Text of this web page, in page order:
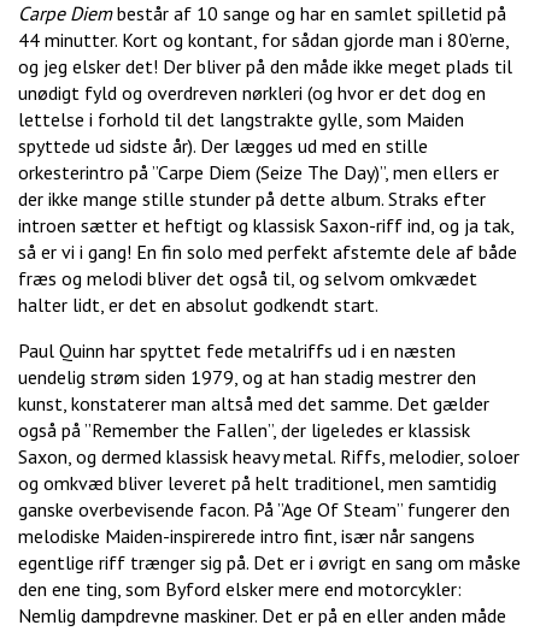
Carpe Diembestår af 10 sange og har en samlet spilletid på
44 minutter. Kort og kontant, for sådan gjorde man i 80’erne,
og jeg elsker det! Der bliver på den måde ikke meget plads til
unødigt fyld og overdreven nørkleri (og hvor er det dog en
lettelse i forhold til det langstrakte gylle, som Maiden
spyttede ud sidste år). Der lægges ud med en stille
orkesterintro på ”Carpe Diem (Seize The Day)”, men ellers er
der ikke mange stille stunder på dette album. Straks efter
introen sætter et heftigt og klassisk Saxon-riff ind, og ja tak,
så er vi i gang! En fin solo med perfekt afstemte dele af både
fræs og melodi bliver det også til, og selvom omkvædet
halter lidt, er det en absolut godkendt start.
Paul Quinn har spyttet fede metalriffs ud i en næsten
uendelig strøm siden 1979, og at han stadig mestrer den
kunst, konstaterer man altså med det samme. Det gælder
også på ”Remember the Fallen”, der ligeledes er klassisk
Saxon, og dermed klassisk heavy metal. Riffs, melodier, soloer
og omkvæd bliver leveret på helt traditionel, men samtidig
ganske overbevisende facon. På ”Age Of Steam” fungerer den
melodiske Maiden-inspirerede intro fint, især når sangens
egentlige riff trænger sig på. Det er i øvrigt en sang om måske
den ene ting, som Byford elsker mere end motorcykler:
Nemlig dampdrevne maskiner. Det er på en eller anden måde